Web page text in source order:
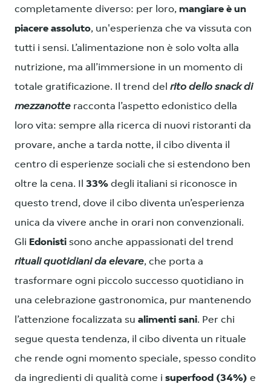
completamente diverso: per loro, mangiare è un
piacere assoluto, un'esperienza che va vissuta con
tutti i sensi. L’alimentazione non è solo volta alla
nutrizione, ma all’immersione in un momento di
totale gratificazione. Il trend del rito dello snack di
mezzanotte racconta l’aspetto edonistico della
loro vita: sempre alla ricerca di nuovi ristoranti da
provare, anche a tarda notte, il cibo diventa il
centro di esperienze sociali che si estendono ben
oltre la cena. Il 33% degli italiani si riconosce in
questo trend, dove il cibo diventa un’esperienza
unica da vivere anche in orari non convenzionali.
Gli Edonisti sono anche appassionati del trend
rituali quotidiani da elevare, che porta a
trasformare ogni piccolo successo quotidiano in
una celebrazione gastronomica, pur mantenendo
l’attenzione focalizzata su alimenti sani. Per chi
segue questa tendenza, il cibo diventa un rituale
che rende ogni momento speciale, spesso condito
da ingredienti di qualità come i superfood (34%) e